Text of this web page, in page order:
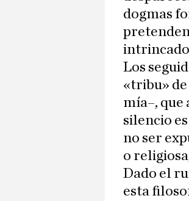
dogmas
Los
«tribu» de
mía–, que
silencio
no ser
o
Dado el
esta